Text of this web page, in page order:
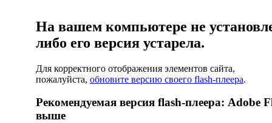
На вашем компьютере не
либо его версия устарела.
Для корректного отображения элементов сайта,
пожалуйста, обновите версию своего flash-плеера.
Рекомендуемая версия flash-плеера: Adobe
выше